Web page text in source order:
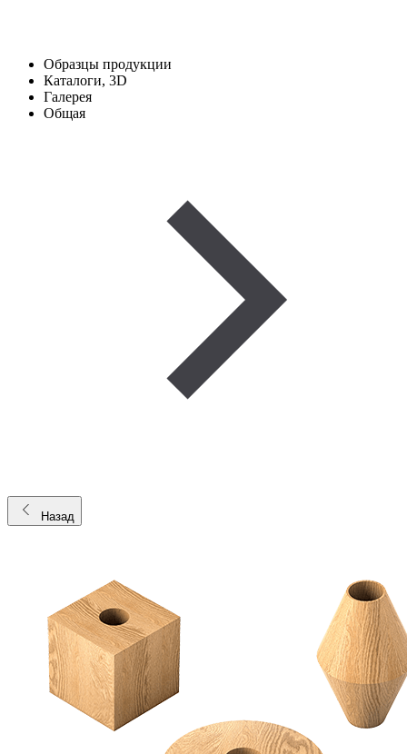
Образцы продукции
Каталоги, 3D
Галерея
Общая
Назад